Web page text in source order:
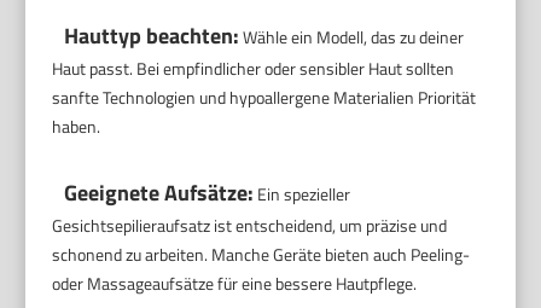
Hauttyp beachten:Wähle ein Modell, das zu deiner
Haut passt. Bei empfindlicher oder sensibler Haut sollten
sanfte Technologien und hypoallergene Materialien Priorität
haben.
Geeignete Aufsätze: Ein spezieller
Gesichtsepilieraufsatz ist entscheidend, um präzise und
schonend zu arbeiten. Manche Geräte bieten auch Peeling-
oder Massageaufsätze für eine bessere Hautpflege.